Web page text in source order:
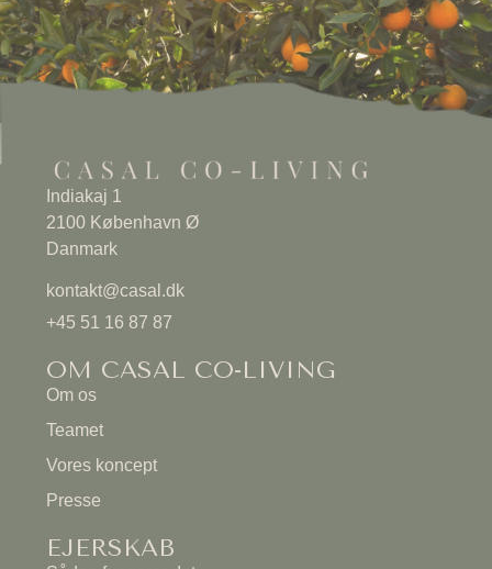
Indiakaj 1
2100 København Ø
Danmark
kontakt@casal.dk
+45 51 16 87 87
OM CASAL CO-LIVING
Om os
Teamet
Vores koncept
Presse
EJERSKAB